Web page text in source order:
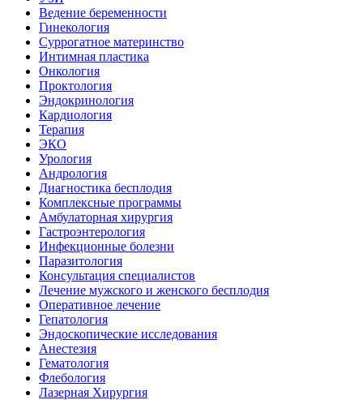
Ведение беременности
Гинекология
Суррогатное материнство
Интимная пластика
Онкология
Проктология
Эндокринология
Кардиология
Терапия
ЭКО
Урология
Андрология
Диагностика бесплодия
Комплексные программы
Амбулаторная хирургия
Гастроэнтерология
Инфекционные болезни
Паразитология
Консультация специалистов
Лечение мужского и женского бесплодия
Оперативное лечение
Гепатология
Эндоскопические исследования
Анестезия
Гематология
Флебология
Лазерная Хирургия